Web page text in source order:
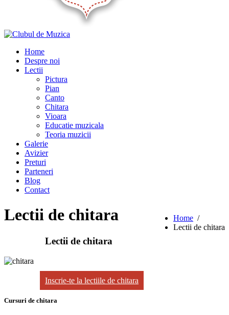
Home
Despre noi
Lectii
Pictura
Pian
Canto
Chitara
Vioara
Educatie muzicala
Teoria muzicii
Galerie
Avizier
Preturi
Parteneri
Blog
Contact
Home /
Lectii de chitara
Lectii de chitara
Lectii de chitara
Inscrie-te la lectiile de chitara
Cursuri de chitara